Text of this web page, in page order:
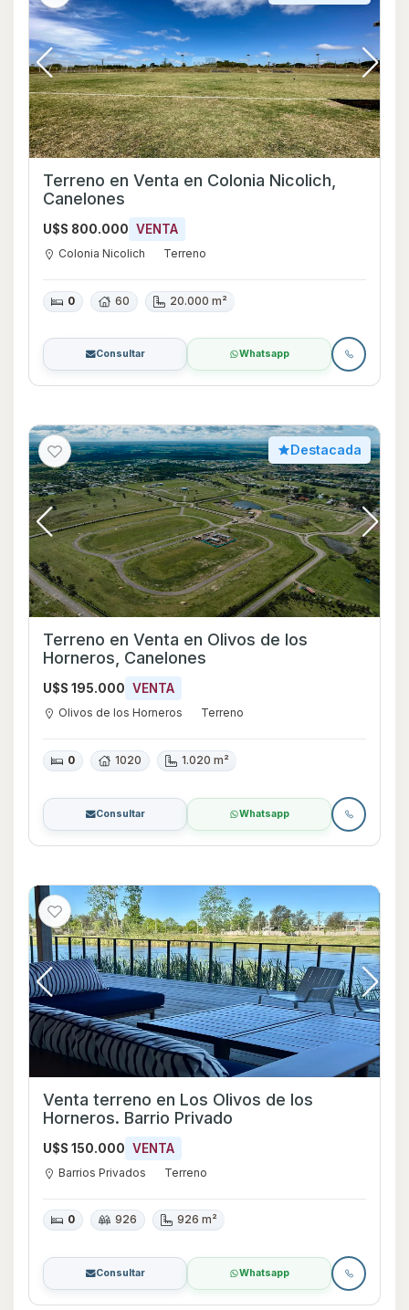
Terreno en Venta en Colonia Nicolich,
Canelones
U$S 800.000 VENTA
Colonia Nicolich Terreno
0 60 20.000 m²
Consultar Whatsapp
Destacada
Terreno en Venta en Olivos de los
Horneros, Canelones
U$S 195.000 VENTA
Olivos de los Horneros Terreno
0 1020 1.020 m²
Consultar Whatsapp
Venta terreno en Los Olivos de los
Horneros. Barrio Privado
U$S 150.000 VENTA
Barrios Privados Terreno
0 926 926 m²
Consultar Whatsapp